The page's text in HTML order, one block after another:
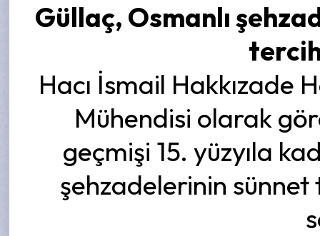
Güllaç, Osmanlı
Hacı İsmail Hakkızade
Mühendisi olarak
geçmişi 15. yüzyıla
şehzadelerinin